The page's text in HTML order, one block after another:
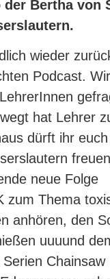
der Bertha von
wieder
Podcast.
hat Lehrer
dürft ihr
neue Folge
zum Thema
anhören, den
uuuund
Chainsaw